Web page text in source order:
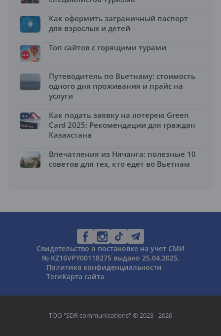
Как оформить заграничный паспорт
для взрослых и детей
Топ сайтов с горящими турами
Путеводитель по Вьетнаму: стоимость
одного дня проживания и прайс на
услуги
Как подать заявку на лотерею Green
Card 2025: Рекомендации для граждан
Казахстана
Впечатления из Нячанга: полезные 10
советов для тех, кто едет во Вьетнам
Свидетельство о постановке на учет СМИ
№ KZ16VPY00118275 выдано 25.04.2025.
Политика конфиденциальности
ТегиКарта сайта
ТОО "SDR communications" © 2023 - 2026